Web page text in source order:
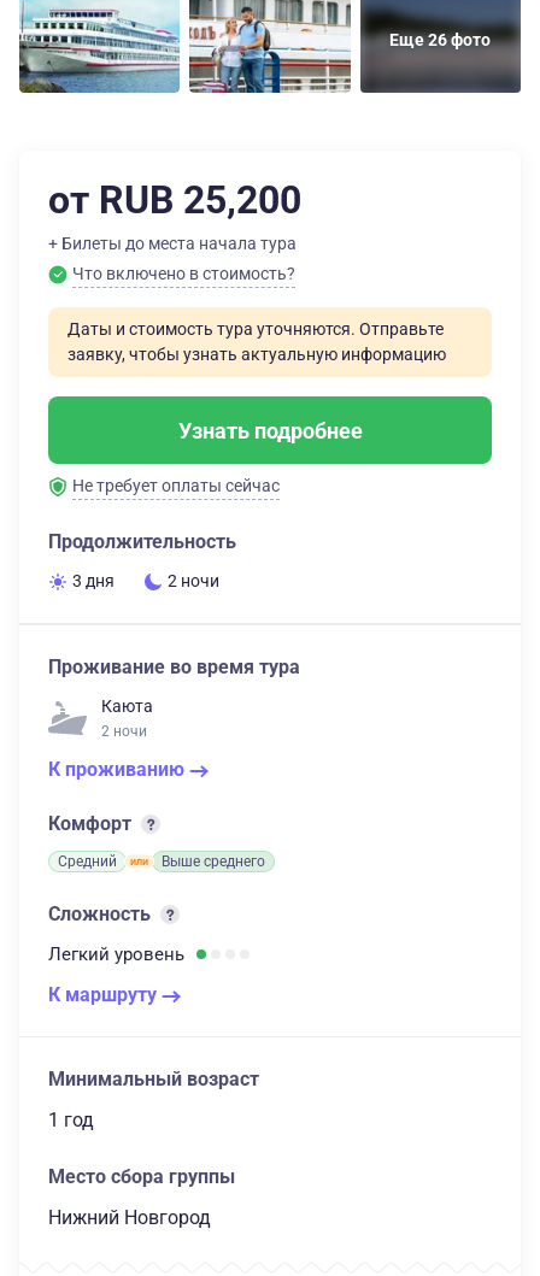
Еще 26 фото
от RUB 25,200
+ Билеты до места начала тура
Что включено в стоимость?
Даты и стоимость тура уточняются. Отправьте
заявку, чтобы узнать актуальную информацию
Узнать подробнее
Не требует оплаты сейчас
Продолжительность
3 дня 2 ночи
Проживание во время тура
Каюта
2 ночи
К проживанию
Комфорт
Средний Выше среднего
Сложность
Легкий уровень
К маршруту
Минимальный возраст
1 год
Место сбора группы
Нижний Новгород